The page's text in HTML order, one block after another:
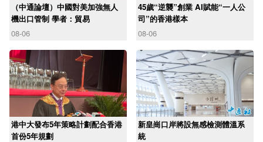
（中通論壇）中國對美加強無人
機出口管制 學者：貿易
08-06
45歲“逆襲”創業 AI賦能“一人公
司”的香港樣本
08-06
港中大發布5年策略計劃配合香港
首份5年規劃
新皇崗口岸將設無感檢測體溫系
統